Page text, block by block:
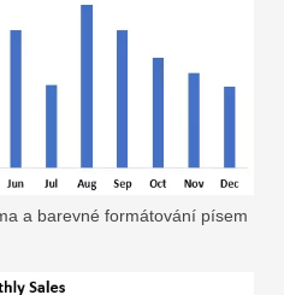
a barevné formátování písem